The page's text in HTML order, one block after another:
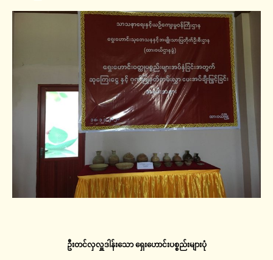
ဦးတင်လှလှူဒါန်းသော ရှေးဟောင်းပစ္စည်းများပုံ